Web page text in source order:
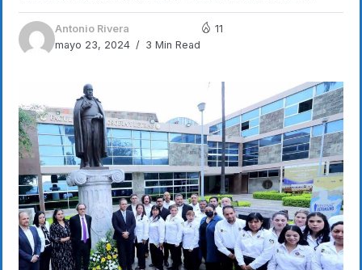
Antonio Rivera
mayo 23, 2024
3 Min Read
11